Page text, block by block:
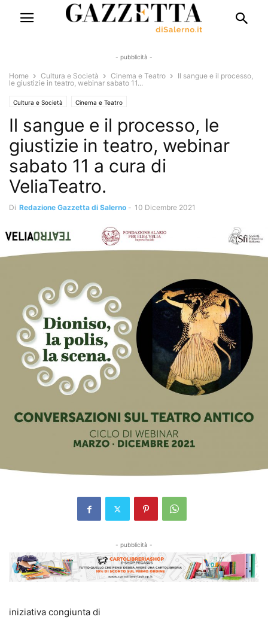
- pubblicità -
Home Cultura e Società Cinema e Teatro
Il sangue e il processo,
le giustizie in teatro, webinar sabato 11...
Cultura e Società Cinema e Teatro
Il sangue e il processo, le
giustizie in teatro, webinar
sabato 11 a cura di
VeliaTeatro.
Di Redazione Gazzetta di Salerno - 10 Dicembre 2021
- pubblicità -
iniziativa congiunta di